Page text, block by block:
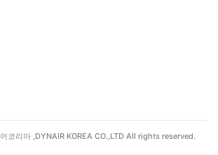
코리아 ,DYNAIR KOREA CO.,LTD All rights reserved.